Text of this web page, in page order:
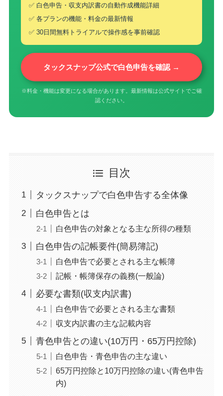
✅ 白色申告・収支内訳書の自動作成機能詳細
✅ 各プランの機能・料金の最新情報
✅ 30日間無料トライアルで操作感を事前確認
タックスナップ公式で白色申告を確認 →
※料金・機能は変更になる場合があります。最新情報は公式サイトでご確
認ください。
目次
タックスナップで白色申告する全体像
白色申告とは
白色申告の対象となる主な所得の種類
白色申告の記帳要件(簡易簿記)
白色申告で必要とされる主な帳簿
記帳・帳簿保存の義務(一般論)
必要な書類(収支内訳書)
白色申告で必要とされる主な書類
収支内訳書の主な記載内容
青色申告との違い(10万円・65万円控除)
白色申告・青色申告の主な違い
65万円控除と10万円控除の違い(青色申告
内)